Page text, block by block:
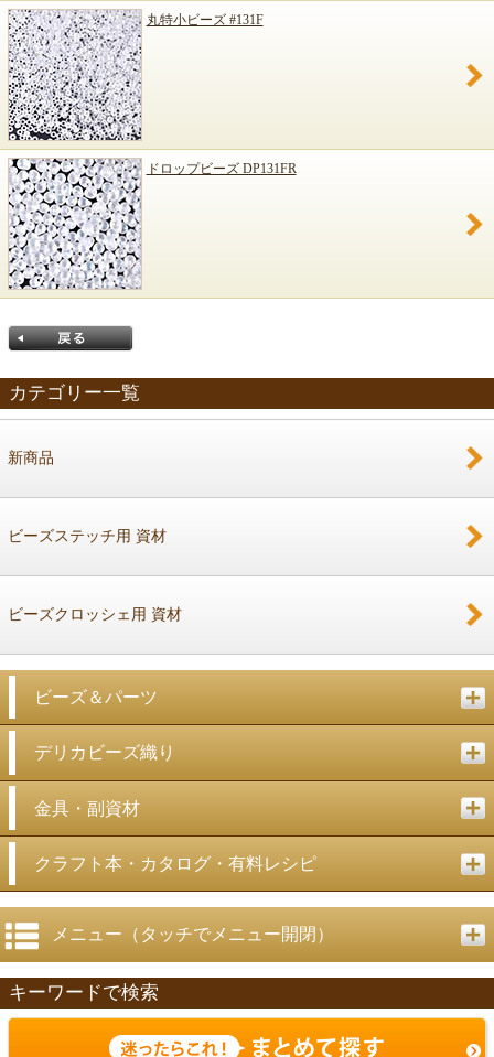
丸特小ビーズ #131F
ドロップビーズ DP131FR
カテゴリー一覧
新商品
ビーズステッチ用 資材
ビーズクロッシェ用 資材
ビーズ＆パーツ
デリカビーズ織り
金具・副資材
クラフト本・カタログ・有料レシピ
メニュー（タッチでメニュー開閉）
キーワードで検索